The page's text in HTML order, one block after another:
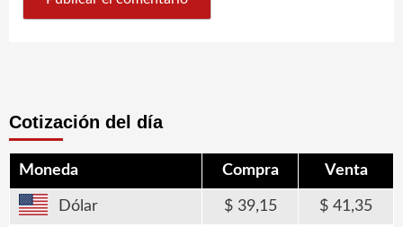
Cotización del día
Moneda Compra Venta
Dólar 39,15 41,35